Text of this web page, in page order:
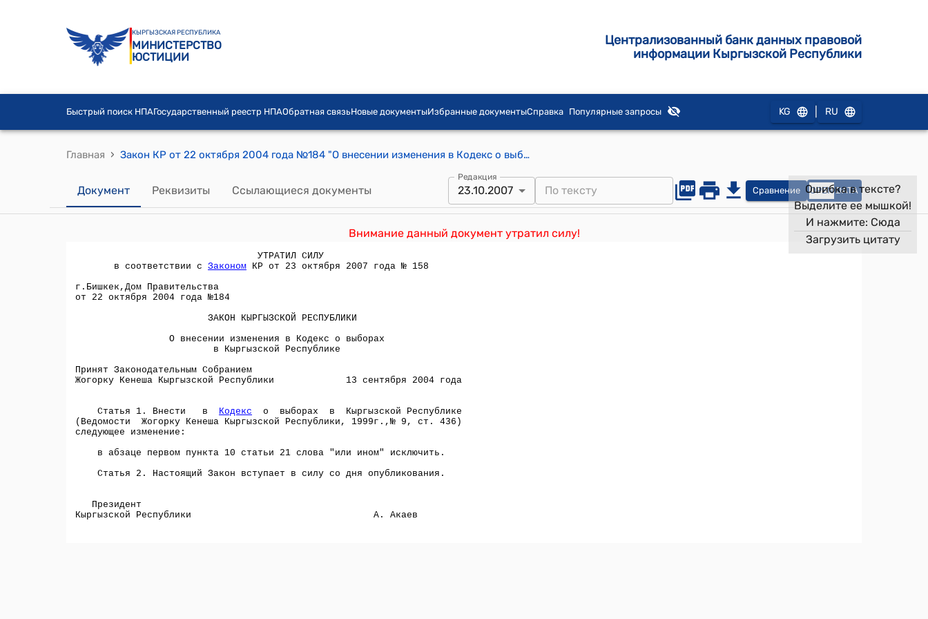
КЫРГЫЗСКАЯ РЕСПУБЛИКА
МИНИСТЕРСТВО
ЮСТИЦИИ
Централизованный банк данных правовой
информации Кыргызской Республики
Быстрый поиск НПАГосударственный реестр НПАОбратная связьНовые документыИзбранные документыСправка Популярные запросы KG RU
Главная › Закон КР от 22 октября 2004 года №184 "О внесении изменения в Кодекс о выборах в Кыргызской Республике"
Документ Реквизиты Ссылающиеся документы
Редакция
23.10.2007 Сравнение OPEN DATA
Внимание данный документ утратил силу!
Ошибка в тексте?
Выделите ее мышкой!
И нажмите: Сюда
Загрузить цитату